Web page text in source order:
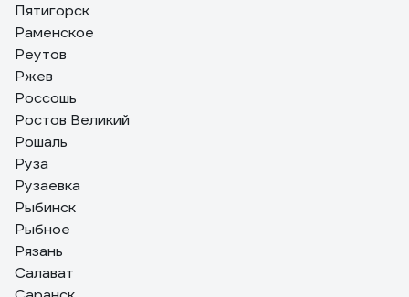
Пятигорск
Раменское
Реутов
Ржев
Россошь
Ростов Великий
Рошаль
Руза
Рузаевка
Рыбинск
Рыбное
Рязань
Салават